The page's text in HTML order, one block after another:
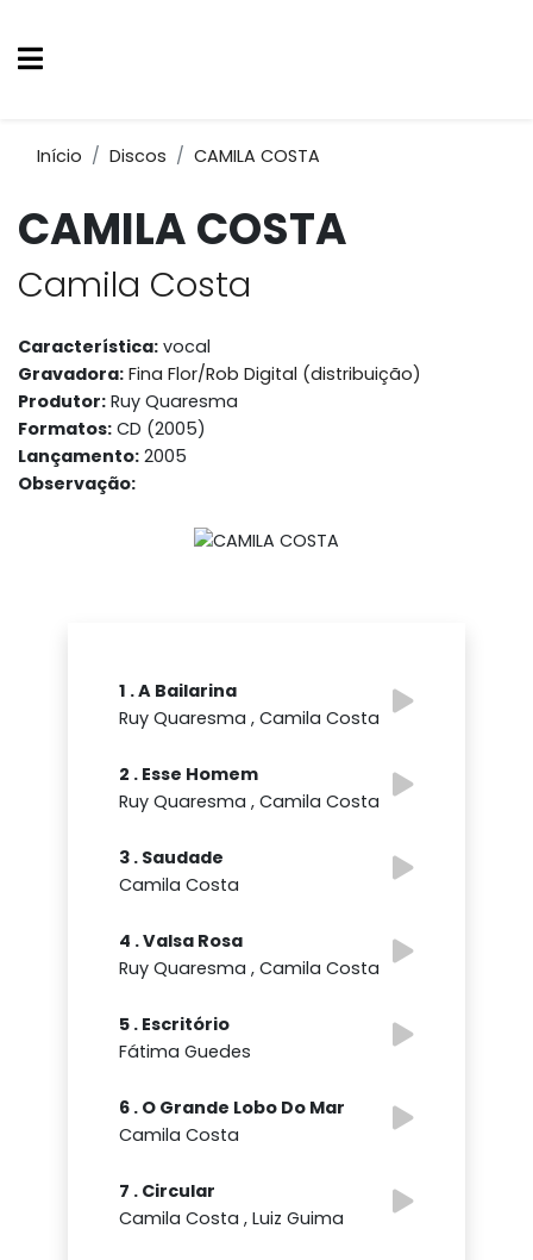
Início Discos CAMILA COSTA
CAMILA COSTA
Camila Costa
Característica: vocal
Gravadora: Fina Flor/Rob Digital (distribuição)
Produtor: Ruy Quaresma
Formatos: CD (2005)
Lançamento: 2005
Observação:
1 . A Bailarina
Ruy Quaresma , Camila Costa
2 . Esse Homem
Ruy Quaresma , Camila Costa
3 . Saudade
Camila Costa
4 . Valsa Rosa
Ruy Quaresma , Camila Costa
5 . Escritório
Fátima Guedes
6 . O Grande Lobo Do Mar
Camila Costa
7 . Circular
Camila Costa , Luiz Guima